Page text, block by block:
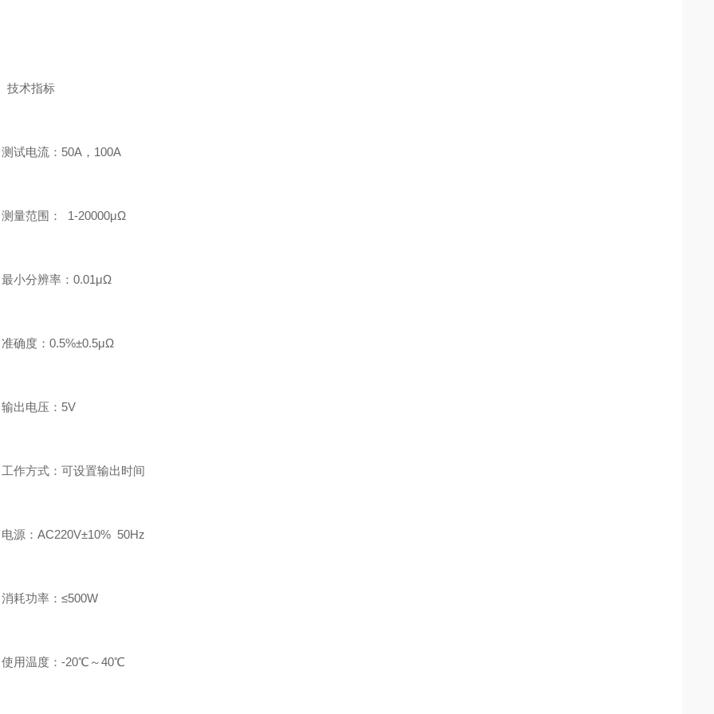
术指标
电流：50A，100A
范围： 1-20000μΩ
分辨率：0.01μΩ
度：0.5%±0.5μΩ
电压：5V
方式：可设置输出时间
：AC220V±10% 50Hz
功率：≤500W
温度：-20℃～40℃